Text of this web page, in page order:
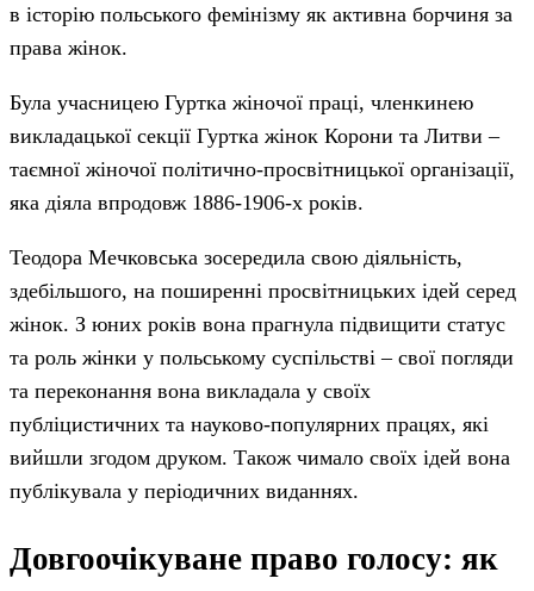
в історію польського фемінізму як активна борчиня за
права жінок.
Була учасницею Гуртка жіночої праці, членкинею
викладацької секції Гуртка жінок Корони та Литви –
таємної жіночої політично-просвітницької організації,
яка діяла впродовж 1886-1906-х років.
Теодора Мечковська зосередила свою діяльність,
здебільшого, на поширенні просвітницьких ідей серед
жінок. З юних років вона прагнула підвищити статус
та роль жінки у польському суспільстві – свої погляди
та переконання вона викладала у своїх
публіцистичних та науково-популярних працях, які
вийшли згодом друком. Також чимало своїх ідей вона
публікувала у періодичних виданнях.
Довгоочікуване право голосу: як